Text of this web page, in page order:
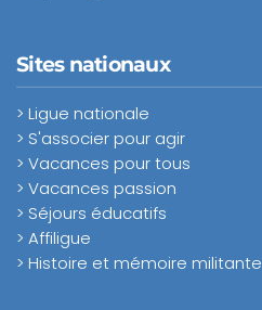
Sites nationaux
> Ligue nationale
> S'associer pour agir
> Vacances pour tous
> Vacances passion
> Séjours éducatifs
> Affiligue
> Histoire et mémoire militante